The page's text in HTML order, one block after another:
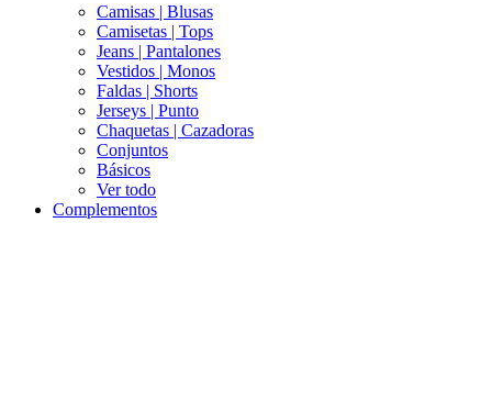
Camisas | Blusas
Camisetas | Tops
Jeans | Pantalones
Vestidos | Monos
Faldas | Shorts
Jerseys | Punto
Chaquetas | Cazadoras
Conjuntos
Básicos
Ver todo
Complementos